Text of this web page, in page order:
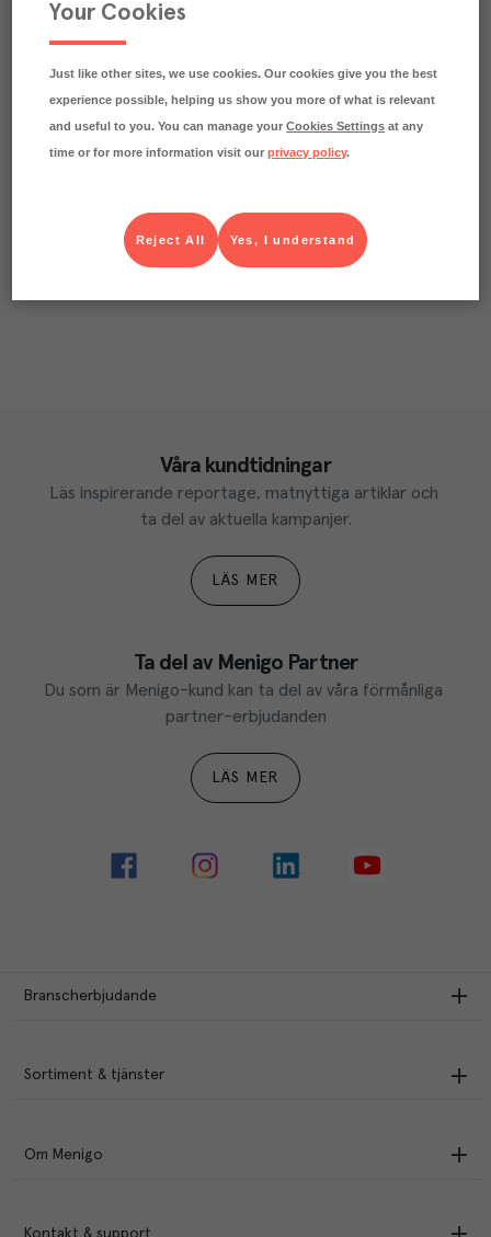
Våra kundtidningar
Läs inspirerande reportage, matnyttiga artiklar och
ta del av aktuella kampanjer.
LÄS MER
Ta del av Menigo Partner
Du som är Menigo-kund kan ta del av våra förmånliga
partner-erbjudanden
LÄS MER
Branscherbjudande
Sortiment & tjänster
Om Menigo
Kontakt & support
Your Cookies
Just like other sites, we use cookies. Our cookies give you the best
experience possible, helping us show you more of what is relevant
and useful to you. You can manage yourCookies Settings at any
time or for more information visit ourprivacy policy.
Yes, I understand
Reject All